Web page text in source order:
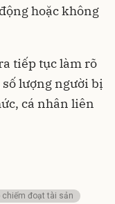
hoặc không
tiếp tục làm rõ
lượng người bị
cá nhân liên
chiếm đoạt tài sản